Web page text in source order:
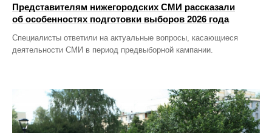
Представителям нижегородских СМИ рассказали
об особенностях подготовки выборов 2026 года
Специалисты ответили на актуальные вопросы, касающиеся
деятельности СМИ в период предвыборной кампании.